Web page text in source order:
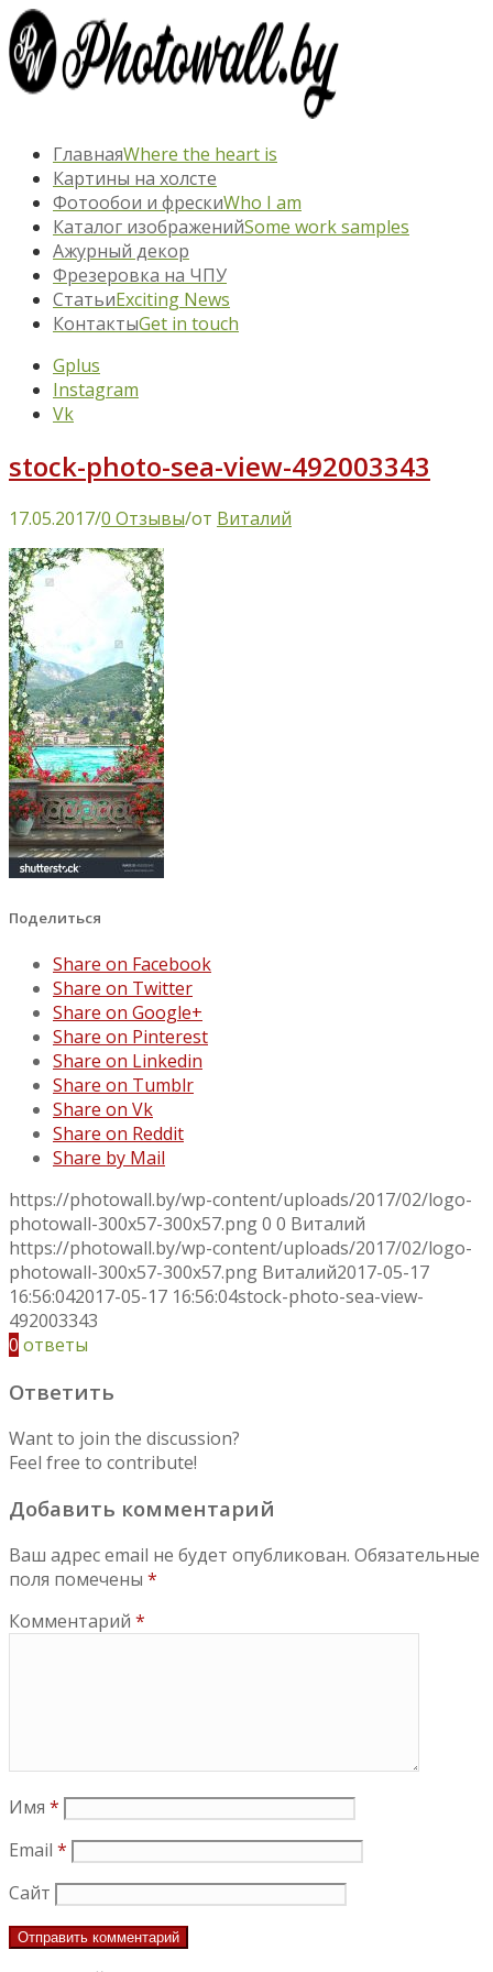
ГлавнаяWhere the heart is
Картины на холсте
Фотообои и фрескиWho I am
Каталог изображенийSome work samples
Ажурный декор
Фрезеровка на ЧПУ
СтатьиExciting News
КонтактыGet in touch
Gplus
Instagram
Vk
stock-photo-sea-view-492003343
17.05.2017/0 Отзывы/от Виталий
Поделиться
Share on Facebook
Share on Twitter
Share on Google+
Share on Pinterest
Share on Linkedin
Share on Tumblr
Share on Vk
Share on Reddit
Share by Mail
https://photowall.by/wp-content/uploads/2017/02/logo-
photowall-300x57-300x57.png0 0 Виталий
https://photowall.by/wp-content/uploads/2017/02/logo-
photowall-300x57-300x57.png Виталий2017-05-17
16:56:042017-05-17 16:56:04stock-photo-sea-view-
492003343
0 ответы
Ответить
Want to join the discussion?
Feel free to contribute!
Добавить комментарий
Ваш адрес email не будет опубликован. Обязательные
поля помечены *
Комментарий *
Имя *
Email *
Сайт